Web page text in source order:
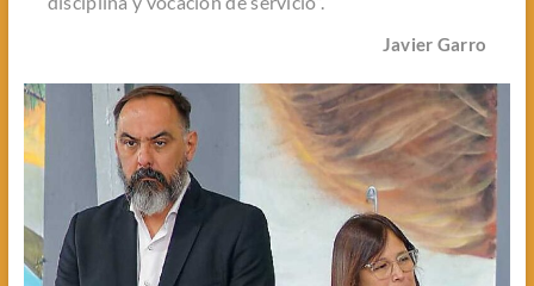
Javier Garro